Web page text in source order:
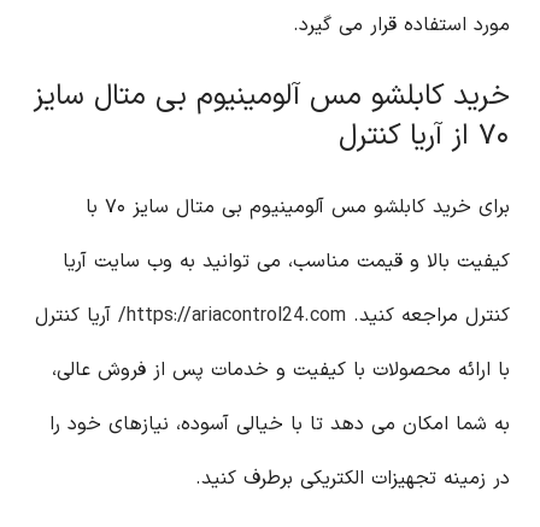
مورد استفاده قرار می گیرد.
خرید کابلشو مس آلومینیوم بی متال سایز
۷۰ از آریا کنترل
برای خرید کابلشو مس آلومینیوم بی متال سایز ۷۰ با
کیفیت بالا و قیمت مناسب، می توانید به وب سایت آریا
کنترل مراجعه کنید. https://ariacontrol24.com/ آریا کنترل
با ارائه محصولات با کیفیت و خدمات پس از فروش عالی،
به شما امکان می دهد تا با خیالی آسوده، نیازهای خود را
در زمینه تجهیزات الکتریکی برطرف کنید.